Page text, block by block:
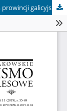
Próby uporządkowania archiwów miejskich na prowincji galicyjskiej w 2 poł. XIX w.